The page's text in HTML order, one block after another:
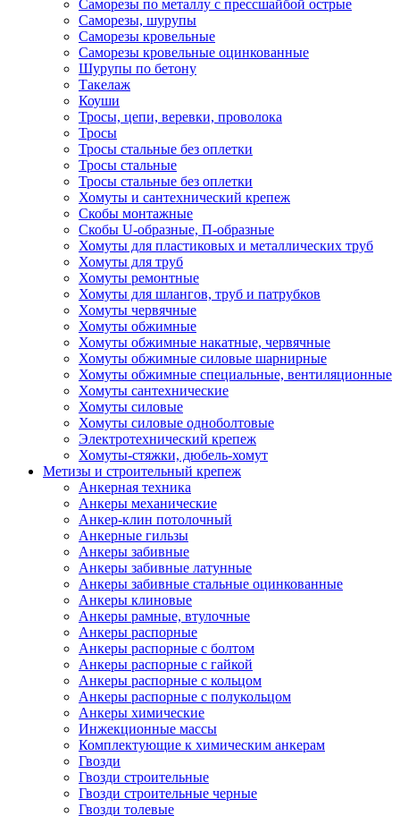
Саморезы по металлу с прессшайбой острые
Саморезы, шурупы
Саморезы кровельные
Саморезы кровельные оцинкованные
Шурупы по бетону
Такелаж
Коуши
Тросы, цепи, веревки, проволока
Тросы
Тросы стальные без оплетки
Тросы стальные
Тросы стальные без оплетки
Хомуты и сантехнический крепеж
Скобы монтажные
Скобы U-образные, П-образные
Хомуты для пластиковых и металлических труб
Хомуты для труб
Хомуты ремонтные
Хомуты для шлангов, труб и патрубков
Хомуты червячные
Хомуты обжимные
Хомуты обжимные накатные, червячные
Хомуты обжимные силовые шарнирные
Хомуты обжимные специальные, вентиляционные
Хомуты сантехнические
Хомуты силовые
Хомуты силовые одноболтовые
Электротехнический крепеж
Хомуты-стяжки, дюбель-хомут
Метизы и строительный крепеж
Анкерная техника
Анкеры механические
Анкер-клин потолочный
Анкерные гильзы
Анкеры забивные
Анкеры забивные латунные
Анкеры забивные стальные оцинкованные
Анкеры клиновые
Анкеры рамные, втулочные
Анкеры распорные
Анкеры распорные с болтом
Анкеры распорные с гайкой
Анкеры распорные с кольцом
Анкеры распорные с полукольцом
Анкеры химические
Инжекционные массы
Комплектующие к химическим анкерам
Гвозди
Гвозди строительные
Гвозди строительные черные
Гвозди толевые